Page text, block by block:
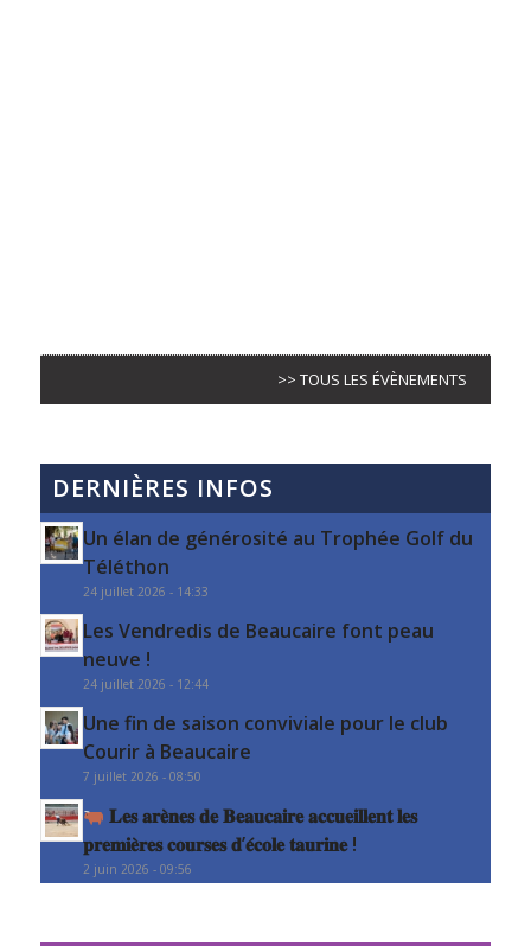
>> TOUS LES ÉVÈNEMENTS
DERNIÈRES INFOS
Un élan de générosité au Trophée Golf du
Téléthon
24 juillet 2026 - 14:33
Les Vendredis de Beaucaire font peau
neuve !
24 juillet 2026 - 12:44
Une fin de saison conviviale pour le club
Courir à Beaucaire
7 juillet 2026 - 08:50
𝐋𝐞𝐬 𝐚𝐫𝐞̀𝐧𝐞𝐬 𝐝𝐞 𝐁𝐞𝐚𝐮𝐜𝐚𝐢𝐫𝐞 𝐚𝐜𝐜𝐮𝐞𝐢𝐥𝐥𝐞𝐧𝐭 𝐥𝐞𝐬
𝐩𝐫𝐞𝐦𝐢𝐞̀𝐫𝐞𝐬 𝐜𝐨𝐮𝐫𝐬𝐞𝐬 𝐝’𝐞́𝐜𝐨𝐥𝐞 𝐭𝐚𝐮𝐫𝐢𝐧𝐞 !
2 juin 2026 - 09:56